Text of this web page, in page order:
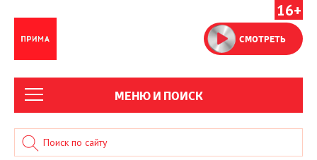
16+
СМОТРЕТЬ
МЕНЮ И ПОИСК